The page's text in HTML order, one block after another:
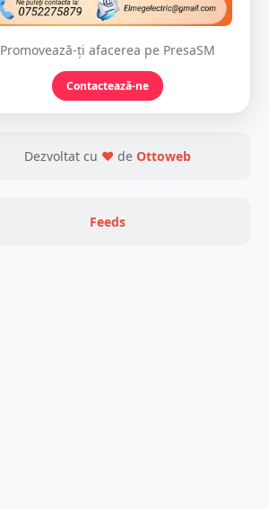
Promovează-ți afacerea pe PresaSM
Contactează-ne
Dezvoltat cu ❤ de Ottoweb
Feeds